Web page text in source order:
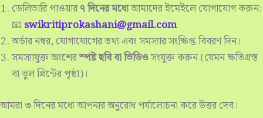
ডেলিভারি পাওয়ার৭ দিনের মধ্যেআমাদের ইমেইলে যোগাযোগ করুন:
📧 swikritiprokashani@gmail.com
অর্ডার নম্বর, যোগাযোগের তথ্য এবং সমস্যার সংক্ষিপ্ত বিবরণ দিন।
সমস্যাযুক্ত অংশেরস্পষ্ট ছবি বা ভিডিওসংযুক্ত করুন (যেমন ক্ষতিগ্রস্ত
বা ভুল প্রিন্টের পৃষ্ঠা)।
আমরা৩দিনের মধ্যে আপনার অনুরোধ পর্যালোচনা করে উত্তর দেব।